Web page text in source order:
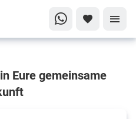
Eure gemeinsame